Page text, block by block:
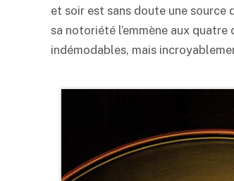
et soir est sans doute une source
sa notoriété l’emmène aux
indémodables, mais